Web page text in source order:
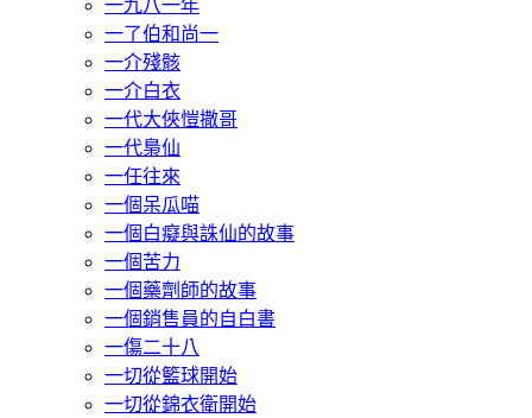
一九八一年
一了伯和尚一
一介殘骸
一介白衣
一代大俠愷撒哥
一代梟仙
一任往來
一個呆瓜喵
一個白癡與誅仙的故事
一個苦力
一個藥劑師的故事
一個銷售員的自白書
一傷二十八
一切從籃球開始
一切從錦衣衛開始